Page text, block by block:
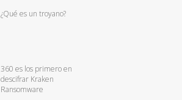
¿Qué es un troyano?
360 es los primero en
descifrar Kraken
Ransomware